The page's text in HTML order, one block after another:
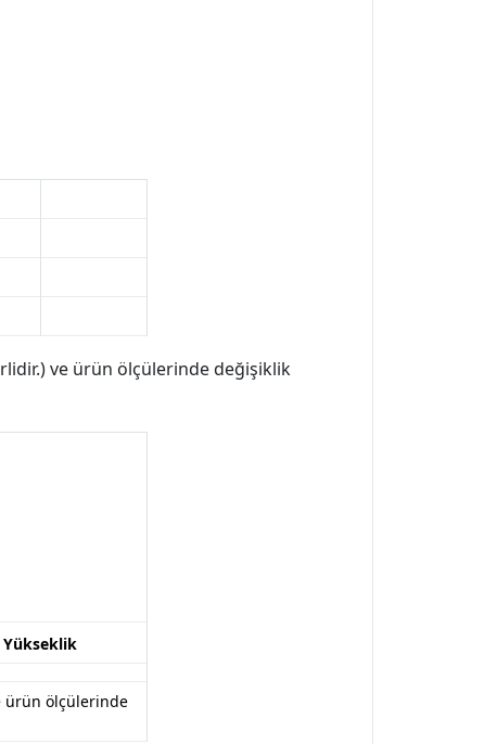
ve ürün ölçülerinde değişiklik
Yükseklik
ürün ölçülerinde